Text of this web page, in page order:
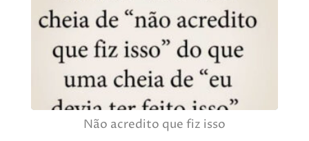
Não acredito que fiz isso